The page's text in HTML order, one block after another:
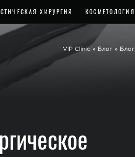
ХИРУРГИЯ КОСМЕТОЛОГИЯ
VIP Clinic » Блог » Блог